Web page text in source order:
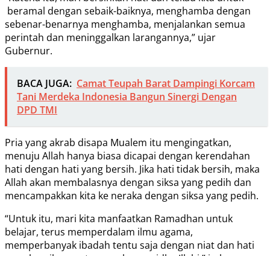
beramal dengan sebaik-baiknya, menghamba dengan
sebenar-benarnya menghamba, menjalankan semua
perintah dan meninggalkan larangannya,” ujar
Gubernur.
BACA JUGA: Camat Teupah Barat Dampingi Korcam
Tani Merdeka Indonesia Bangun Sinergi Dengan
DPD TMI
Pria yang akrab disapa Mualem itu mengingatkan,
menuju Allah hanya biasa dicapai dengan kerendahan
hati dengan hati yang bersih. Jika hati tidak bersih, maka
Allah akan membalasnya dengan siksa yang pedih dan
mencampakkan kita ke neraka dengan siksa yang pedih.
“Untuk itu, mari kita manfaatkan Ramadhan untuk
belajar, terus memperdalam ilmu agama,
memperbanyak ibadah tentu saja dengan niat dan hati